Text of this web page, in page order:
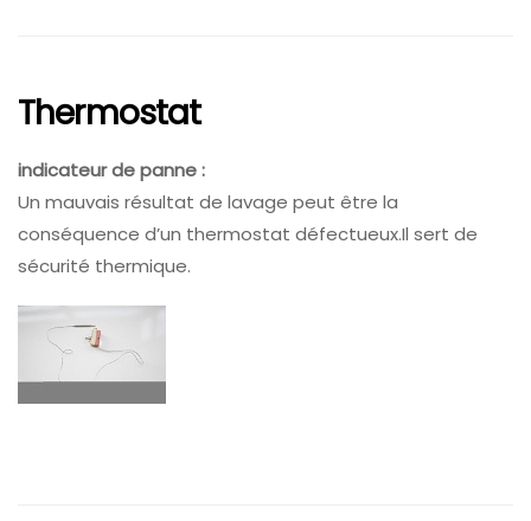
Thermostat
indicateur de panne :
Un mauvais résultat de lavage peut être la
conséquence d’un thermostat défectueux.Il sert de
sécurité thermique.